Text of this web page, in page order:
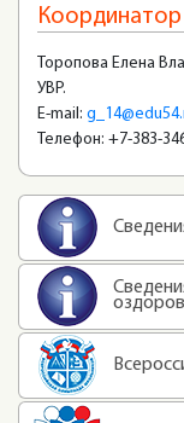
Торопова Елена
УВР.
E-mail:
Телефон: +7-383-